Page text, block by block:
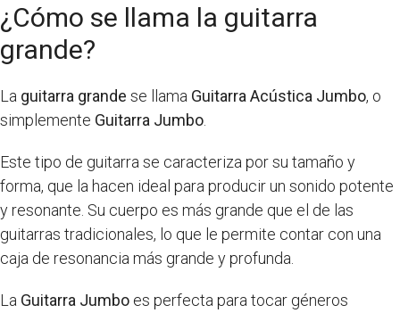
¿Cómo se llama la guitarra
grande?
La guitarra grande se llama Guitarra Acústica Jumbo, o
simplemente Guitarra Jumbo
Este tipo de guitarra se caracteriza por su tamaño y
forma, que la hacen ideal para producir un sonido potente
y resonante. Su cuerpo es más grande que el de las
guitarras tradicionales, lo que le permite contar con una
caja de resonancia más grande y profunda.
La Guitarra Jumbo es perfecta para tocar géneros